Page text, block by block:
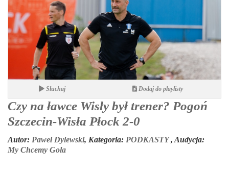
Słuchaj Dodaj do playlisty
Czy na ławce Wisły był trener? Pogoń
Szczecin-Wisła Płock 2-0
Autor: Paweł Dylewski, Kategoria: PODKASTY, Audycja:
My Chcemy Gola